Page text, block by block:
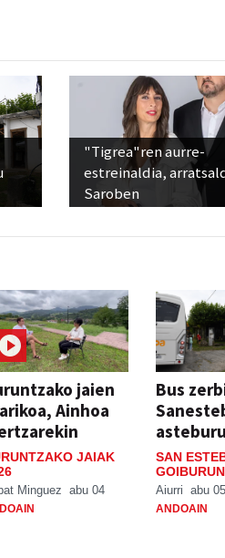
"Tigrea"ren aurre-
estreinaldia,
Saroben
jaien
Ainhoa
JAIAK
Minguez abu 04
Bus
SAN
Aiurri abu
ANDOAIN